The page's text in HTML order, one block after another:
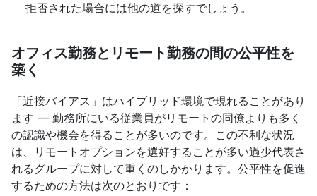
拒否された場合には他の道を探すでしょう。
オフィス勤務とリモート勤務の間の公平性を
築く
「近接バイアス」はハイブリッド環境で現れることがあり
ます — 勤務所にいる従業員がリモートの同僚よりも多く
の認識や機会を得ることが多いのです。この不利な状況
は、リモートオプションを選好することが多い過少代表さ
れるグループに対して重くのしかかります。公平性を促進
するための方法は次のとおりです：